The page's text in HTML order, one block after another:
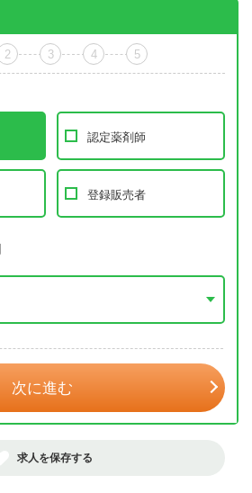
2 3 4 5
認定薬剤師
登録販売者
次に進む
求人を保存する